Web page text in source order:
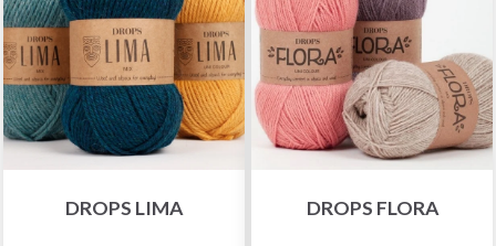
DROPS LIMA DROPS FLORA